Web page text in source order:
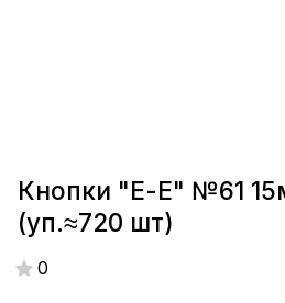
Кнопки "Е-Е" №61
(уп.≈720 шт)
0